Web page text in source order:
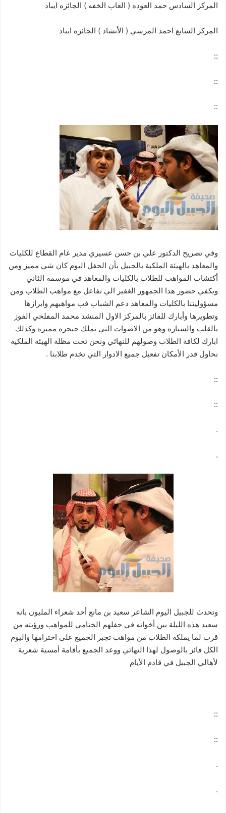
المركز السادس حمد العوده ( العاب الخفه ) الجائزه ايباد
المركز السابع احمد المرسي ( الأنشاد ) الجائزه ايباد
::
::
::
وفي تصريح الدكتور علي بن حسن عسيري مدير عام القطاع للكليات
والمعاهد بالهيئة الملكية بالجبيل بأن الحفل اليوم كان شي مميز ومن
أكتشاب المواهب للطلاب بالكليات والمعاهد في موسمه الثاني
ويكفي حضور هذا الجمهور الغفير الي تفاعل مع مواهب الطلاب ومن
مسؤوليتنا بالكليات والمعاهد دعم الشباب فب مواهبهم وابرازها
وتطويرها وأبارك للفائز بالمركز الاول المنشد محمد المفلحي الفوز
بالقلب والسياره وهو من الاصوات التي تملك حنجره مميزه وكذلك
ابارك لكافة الطلاب وصولهم للنهائي ونحن تحت مظلة الهيئة الملكية
نحاول قدر الأمكان تفعيل جميع الادوار التي تخدم طلابنا .
::
::
.
.
وتحدث للجبيل اليوم الشاعر سعيد بن مانع أحد شعراء المليون بانه
سعيد هذه الليلة بين أخوانه في حفلهم الختامي للمواهب ورؤيته من
قرب لما يملكة الطلاب من مواهب تجبر الجميع على احترامها واليوم
الكل فائز بالوصول لهذا النهائي ووعد الجميع بأقامة أمسية شعرية
لأهالي الجبيل في قادم الأيام
::
::
.
.